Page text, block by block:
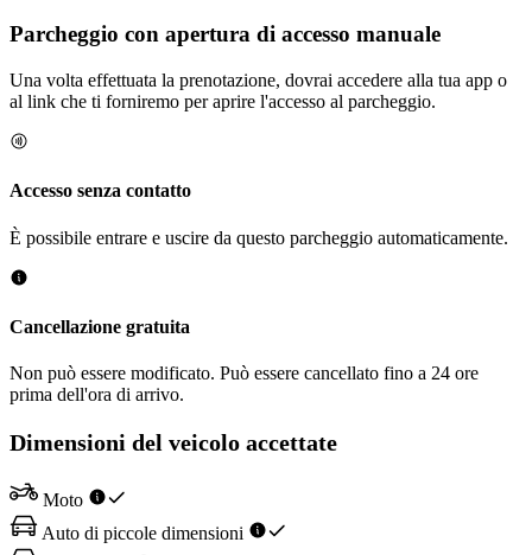
Parcheggio con apertura di accesso manuale
Una volta effettuata la prenotazione, dovrai accedere alla tua app o
al link che ti forniremo per aprire l'accesso al parcheggio.
Accesso senza contatto
È possibile entrare e uscire da questo parcheggio automaticamente.
Cancellazione gratuita
Non può essere modificato. Può essere cancellato fino a 24 ore
prima dell'ora di arrivo.
Dimensioni del veicolo accettate
Moto
Auto di piccole dimensioni